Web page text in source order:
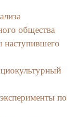
общества
по